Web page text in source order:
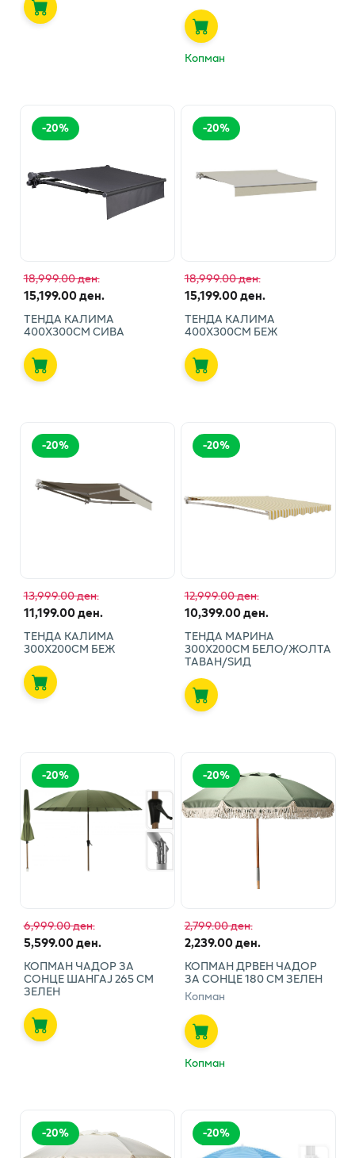
Копман
-20%
18,999.00 ден.
15,199.00 ден.
ТЕНДА КАЛИМА
400Х300СМ СИВА
-20%
18,999.00 ден.
15,199.00 ден.
ТЕНДА КАЛИМА
400Х300СМ БЕЖ
-20%
13,999.00 ден.
11,199.00 ден.
ТЕНДА КАЛИМА
300Х200СМ БЕЖ
-20%
12,999.00 ден.
10,399.00 ден.
ТЕНДА МАРИНА
300Х200СМ БЕЛО/ЖОЛТА
ТАВАН/ЅИД
-20%
6,999.00 ден.
5,599.00 ден.
КОПМАН ЧАДОР ЗА
СОНЦЕ ШАНГАЈ 265 СМ
ЗЕЛЕН
-20%
2,799.00 ден.
2,239.00 ден.
КОПМАН ДРВЕН ЧАДОР
ЗА СОНЦЕ 180 СМ ЗЕЛЕН
Копман
Копман
-20% -20%